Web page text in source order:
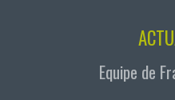
Equipe de